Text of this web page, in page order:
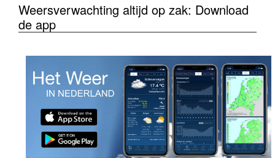
Weersverwachting altijd op zak: Download
de app